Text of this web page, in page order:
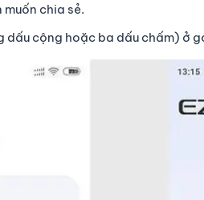
muốn chia sẻ.
dấu cộng hoặc ba dấu chấm) ở